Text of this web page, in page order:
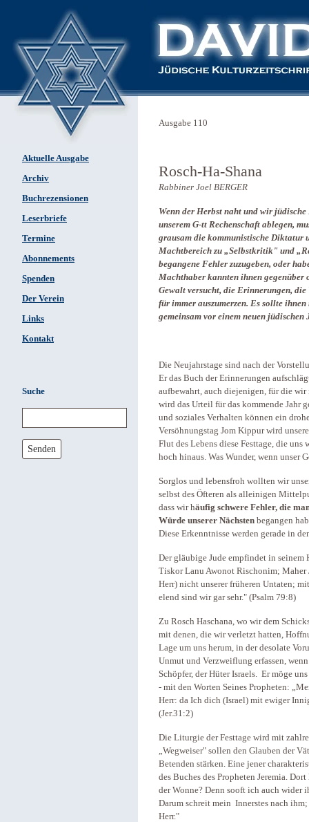
Aktuelle Ausgabe
Archiv
Buchrezensionen
Leserbriefe
Termine
Abonnements
Spenden
Der Verein
Links
Kontakt
Suche
Senden
Ausgabe 110
Rosch-Ha-Shana
Rabbiner Joel BERGER
Wenn der Herbst naht und wir
unserem G-tt Rechenschaft ablegen,
grausam die kommunistische Diktatur
Machtbereich zu „Selbstkritik" und
begangene Fehler zuzugeben, oder
Machthaber kannten ihnen gegenüber
Gewalt versucht, die Erinnerungen,
für immer auszumerzen. Es sollte
gemeinsam vor einem neuen jüdischen
Die Neujahrstage sind nach der
Er das Buch der Erinnerungen
aufbewahrt, auch diejenigen, für die wir
wird das Urteil für das kommende Jahr
und soziales Verhalten können ein
Versöhnungstag Jom Kippur wird
Flut des Lebens diese Festtage, die
hoch hinaus. Was Wunder, wenn unser
Sorglos und lebensfroh wollten wir
selbst des Öfteren als alleinigen
dass wir häufig schwere Fehler, die
Würde unserer Nächsten begangen
Diese Erkenntnisse werden gerade in
Der gläubige Jude empfindet in seinem
Tiskor Lanu Awonot Rischonim; Maher
Herr) nicht unserer früheren Untaten;
elend sind wir gar sehr." (Psalm 79:8)
Zu Rosch Haschana, wo wir dem
mit denen, die wir verletzt hatten,
Lage um uns herum, in der desolate
Unmut und Verzweiflung erfassen,
Schöpfer, der Hüter Israels. Er möge
- mit den Worten Seines Propheten:
Herr: da Ich dich (Israel) mit ewiger
(Jer.31:2)
Die Liturgie der Festtage wird mit
„Wegweiser" sollen den Glauben der
Betenden stärken. Eine jener
des Buches des Propheten Jeremia.
der Wonne? Denn sooft ich auch wider
Darum schreit mein Innerstes nach
Herr."